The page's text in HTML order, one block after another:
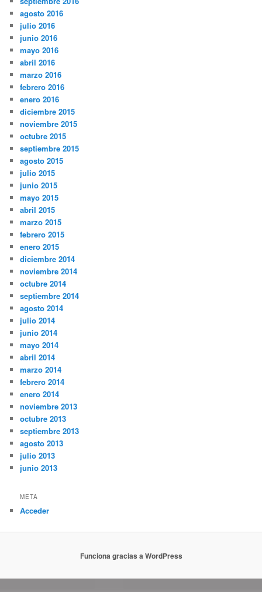
agosto 2016
julio 2016
junio 2016
mayo 2016
abril 2016
marzo 2016
febrero 2016
enero 2016
diciembre 2015
noviembre 2015
octubre 2015
septiembre 2015
agosto 2015
julio 2015
junio 2015
mayo 2015
abril 2015
marzo 2015
febrero 2015
enero 2015
diciembre 2014
noviembre 2014
octubre 2014
septiembre 2014
agosto 2014
julio 2014
junio 2014
mayo 2014
abril 2014
marzo 2014
febrero 2014
enero 2014
noviembre 2013
octubre 2013
septiembre 2013
agosto 2013
julio 2013
junio 2013
META
Acceder
Funciona gracias a WordPress